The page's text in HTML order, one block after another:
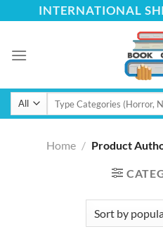
to
INTERNATIONAL
Search
Home / Product